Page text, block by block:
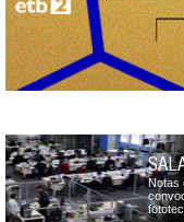
Notas